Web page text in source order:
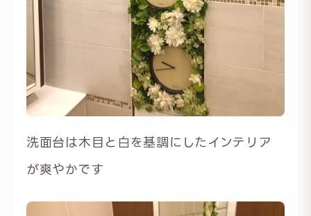
洗面台は木目と白を基調にしたインテリア
が爽やかです